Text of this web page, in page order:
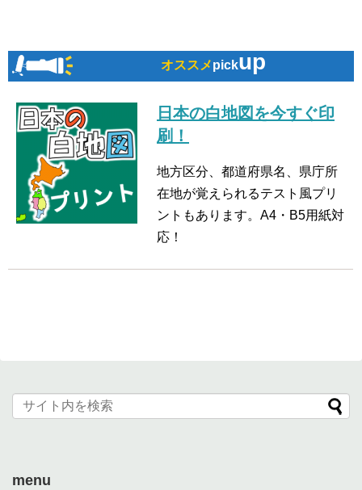
オススメpickup
日本の白地図を今すぐ印
刷！
地方区分、都道府県名、県庁所
在地が覚えられるテスト風プリ
ントもあります。A4・B5用紙対
応！
menu